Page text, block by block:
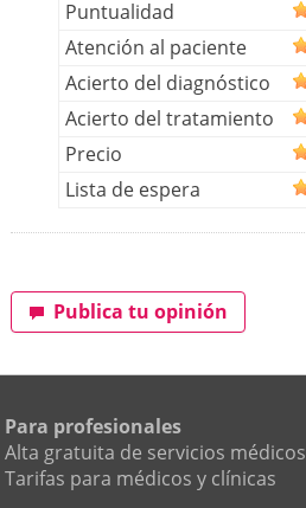
Puntualidad
Atención al paciente
Acierto del diagnóstico
Acierto del tratamiento
Precio
Lista de espera
Publica tu opinión
Para profesionales
Alta gratuita de servicios médicos
Tarifas para médicos y clínicas